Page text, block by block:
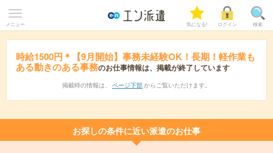
メニュー 気になる! ログイン 検索
時給1500円＊【9月開始】事務未経験OK！長期！軽作業も
ある動きのある事務のお仕事情報は、掲載が終了しています
掲載時の情報は、 ページ下部 からご覧いただけます。
お探しの条件に近い派遣のお仕事